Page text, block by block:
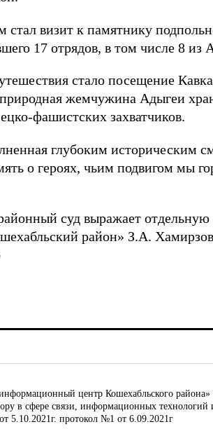
визит к памятнику
17 отрядов, в том числе 8 из
стало посещение
жемчужина Адыгеи
фашистских захватчиков.
глубоким историческим
о героях, чьим подвигом мы
суд выражает
район» З.А.
центр Кошехабльского района»
в сфере связи, информационных
5.10.2021г. протокол №1 от 6.09.2021г